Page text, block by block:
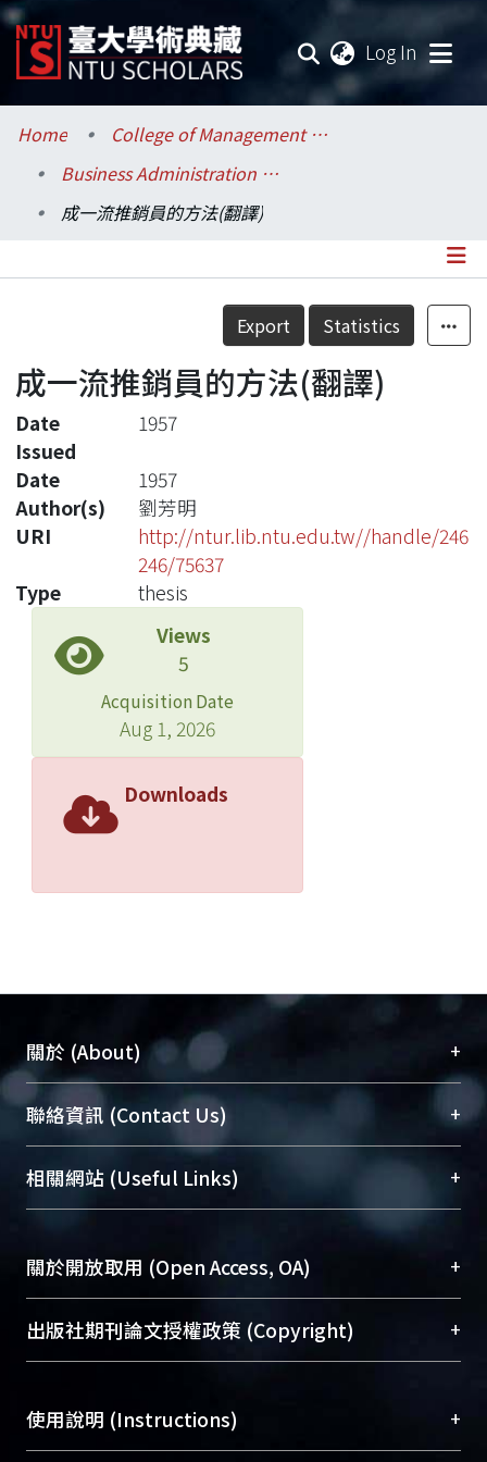
Log In
Communities & Collections
Research Outputs
Statistics
Home
College of Management / 管理學院
Business Administration / 工商管理學系暨商學研究所
成一流推銷員的方法(翻譯)
Details
Export Statistics
成一流推銷員的方法(翻譯)
Date
Issued
1957
Date
1957
Author(s)
劉芳明
URI
http://ntur.lib.ntu.edu.tw//handle/246
246/75637
Type
thesis
Views
5
Acquisition Date
Aug 1, 2026
Downloads
關於 (About) +
臺大位居世界頂尖大學之列，為永久珍藏及向國際
展現本校豐碩的研究成果及學術能量，圖書館整合
機構典藏（NTUR）與學術庫（AH）不同功能平
台，成為臺大學術典藏NTU scholars。期能整合研
究能量、促進交流合作、保存學術產出、推廣研究
成果。
To permanently archive and promote researcher
profiles and scholarly works, Library integrates the
services of “NTU Repository” with “Academic
聯絡資訊 (Contact Us) +
總館學科館員(Main Library)
醫學圖書館學科館員(Medical Library)
(Social
Sciences Library)
相關網站 (Useful Links) +
關於開放取用 (Open Access, OA) +
開放取用是從使用者角度提升資訊取用性的社會運
動，應用在學術研究上是透過將研究著作公開供使
用逐年攀升。同時可加速研究發展、提升研究影響
出版社期刊論文授權政策 (Copyright) +
含部分內容的版權非匯入者所有，或由第三方贊
助與合作完成，請確認該版權所有者及第三方同
使用說明 (Instructions) +